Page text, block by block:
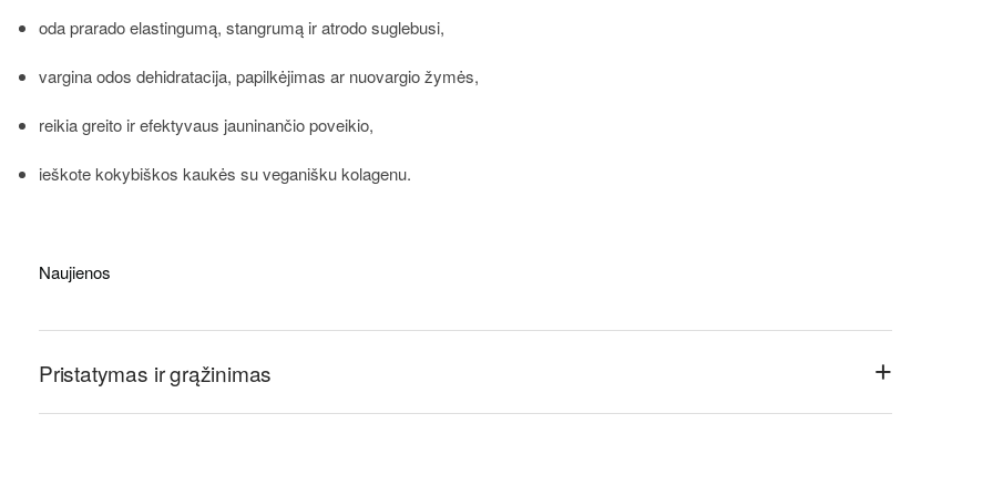
oda prarado elastingumą, stangrumą ir atrodo suglebusi,
vargina odos dehidratacija, papilkėjimas ar nuovargio žymės,
reikia greito ir efektyvaus jauninančio poveikio,
ieškote kokybiškos kaukės su veganišku kolagenu.
Naujienos
Pristatymas ir grąžinimas +